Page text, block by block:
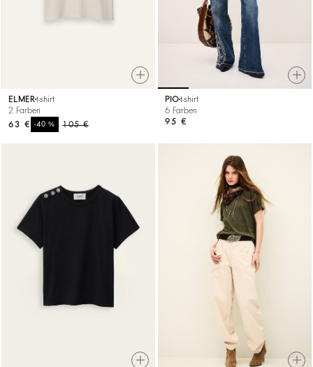
ELMER t-shirt
2 Farben
105 €
-40%
63 €
PIOt-shirt
6 Farben
95 €